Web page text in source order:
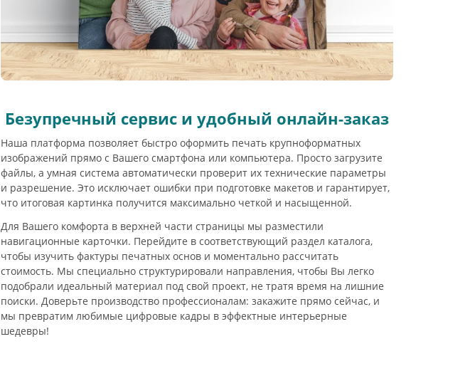
Безупречный сервис и удобный онлайн-заказ
Наша платформа позволяет быстро оформить печать крупноформатных
изображений прямо с Вашего смартфона или компьютера. Просто загрузите
файлы, а умная система автоматически проверит их технические параметры
и разрешение. Это исключает ошибки при подготовке макетов и гарантирует,
что итоговая картинка получится максимально четкой и насыщенной.
Для Вашего комфорта в верхней части страницы мы разместили
навигационные карточки. Перейдите в соответствующий раздел каталога,
чтобы изучить фактуры печатных основ и моментально рассчитать
стоимость. Мы специально структурировали направления, чтобы Вы легко
подобрали идеальный материал под свой проект, не тратя время на лишние
поиски. Доверьте производство профессионалам: закажите прямо сейчас, и
мы превратим любимые цифровые кадры в эффектные интерьерные
шедевры!